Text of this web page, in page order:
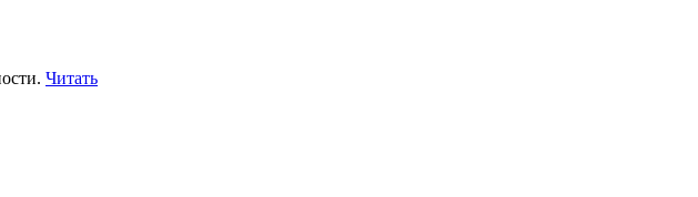
Читать